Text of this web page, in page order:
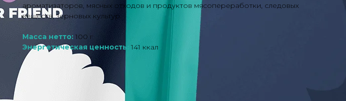
ароматизаторов, мясных отходов и продуктов мясопереработки, следовых
веществ, зерновых культур.
Масса нетто: 100 г
Энергетическая ценность: 141 ккал